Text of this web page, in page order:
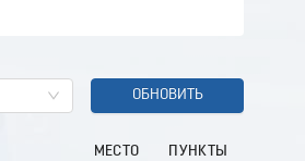
ОБНОВИТЬ
МЕСТО ПУНКТЫ